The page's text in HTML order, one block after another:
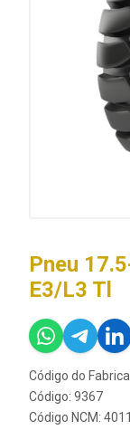
Pneu
E3/L3 Tl
Código do
Código: 9367
Código NCM: